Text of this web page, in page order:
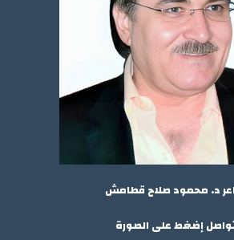
د. محمود صلاح قطامش
إضغط على الصورة